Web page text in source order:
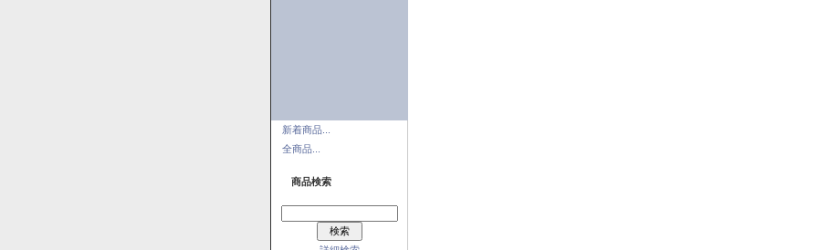
新着商品...
全商品...
商品検索